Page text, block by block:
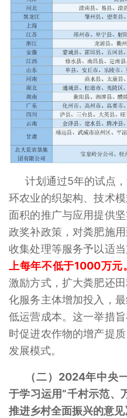
计划通过5年的试点
环农业的织架构、技术
面积的推广与应用提供
政奖补政策，对粪肥施
收集处理等服务予以适当
上每年不低于1000万元。
激励方式，扩大粪肥还
化服务主体增加投入，
低运营成本。这一举措
时促进农作物的增产提
发展模式。
（二）2024年中央
于学习运用“千村示范、
推进乡村全面振兴的意见